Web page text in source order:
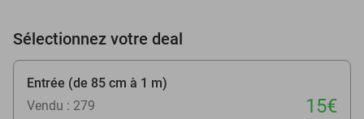
Sélectionnez votre deal
Entrée (de 85 cm à 1 m)
Vendu : 279
15€